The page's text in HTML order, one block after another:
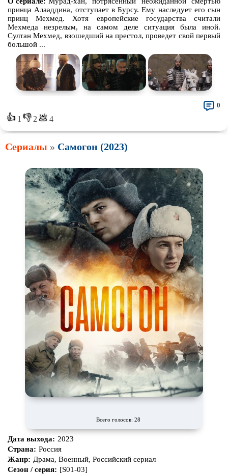
принца Алааддина, отступает в Бурсу. Ему наследует его сын
принц Мехмед. Хотя европейские государства считали
Мехмеда незрелым, на самом деле ситуация была иной.
Султан Мехмед, взошедший на престол, проведет свой первый
большой ...
👍 1 👎2 💩 4
0
Сериалы » Самогон (2023)
Всего голосов: 28
Дата выхода: 2023
Страна: Россия
Жанр: Драма, Военный, Российский сериал
Сезон / серия: [S01-03]